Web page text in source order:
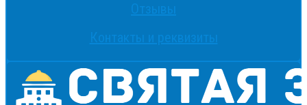
Отзывы
Контакты и реквизиты